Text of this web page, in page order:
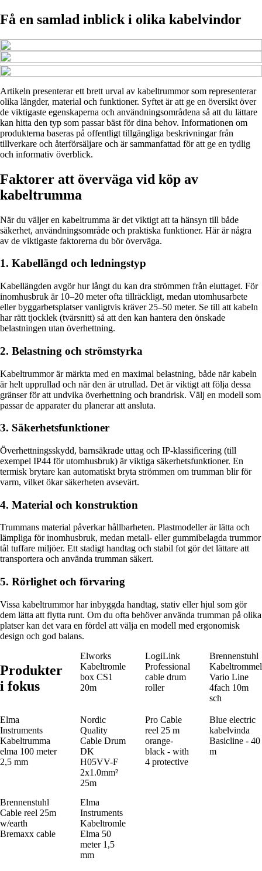
Få en samlad inblick i olika kabelvindor
Artikeln presenterar ett brett urval av kabeltrummor som representerar
olika längder, material och funktioner. Syftet är att ge en översikt över
de viktigaste egenskaperna och användningsområdena så att du lättare
kan hitta den typ som passar bäst för dina behov. Informationen om
produkterna baseras på offentligt tillgängliga beskrivningar från
tillverkare och återförsäljare och är sammanfattad för att ge en tydlig
och informativ överblick.
Faktorer att överväga vid köp av
kabeltrumma
När du väljer en kabeltrumma är det viktigt att ta hänsyn till både
säkerhet, användningsområde och praktiska funktioner. Här är några
av de viktigaste faktorerna du bör överväga.
1. Kabellängd och ledningstyp
Kabellängden avgör hur långt du kan dra strömmen från eluttaget. För
inomhusbruk är 10–20 meter ofta tillräckligt, medan utomhusarbete
eller byggarbetsplatser vanligtvis kräver 25–50 meter. Se till att kabeln
har rätt tjocklek (tvärsnitt) så att den kan hantera den önskade
belastningen utan överhettning.
2. Belastning och strömstyrka
Kabeltrummor är märkta med en maximal belastning, både när kabeln
är helt upprullad och när den är utrullad. Det är viktigt att följa dessa
gränser för att undvika överhettning och brandrisk. Välj en modell som
passar de apparater du planerar att ansluta.
3. Säkerhetsfunktioner
Överhettningsskydd, barnsäkrade uttag och IP-klassificering (till
exempel IP44 för utomhusbruk) är viktiga säkerhetsfunktioner. En
termisk brytare kan automatiskt bryta strömmen om trumman blir för
varm, vilket ökar säkerheten avsevärt.
4. Material och konstruktion
Trummans material påverkar hållbarheten. Plastmodeller är lätta och
lämpliga för inomhusbruk, medan metall- eller gummibelagda trummor
tål tuffare miljöer. Ett stadigt handtag och stabil fot gör det lättare att
transportera och använda trumman säkert.
5. Rörlighet och förvaring
Vissa kabeltrummor har inbyggda handtag, stativ eller hjul som gör
dem lätta att flytta runt. Om du ofta behöver använda trumman på olika
platser kan det vara en fördel att välja en modell med ergonomisk
design och god balans.
Produkter
i fokus
Elworks
Kabeltromle
box CS1
20m
LogiLink
Professional
cable drum
roller
Brennenstuhl
Kabeltrommel
Vario Line
4fach 10m
sch
Elma
Instruments
Kabeltrumma
elma 100 meter
2,5 mm
Nordic
Quality
Cable Drum
DK
H05VV-F
2x1.0mm²
25m
Pro Cable
reel 25 m
orange-
black - with
4 protective
Blue electric
kabelvinda
Basicline - 40
m
Brennenstuhl
Cable reel 25m
w/earth
Bremaxx cable
Elma
Instruments
Kabeltromle
Elma 50
meter 1,5
mm